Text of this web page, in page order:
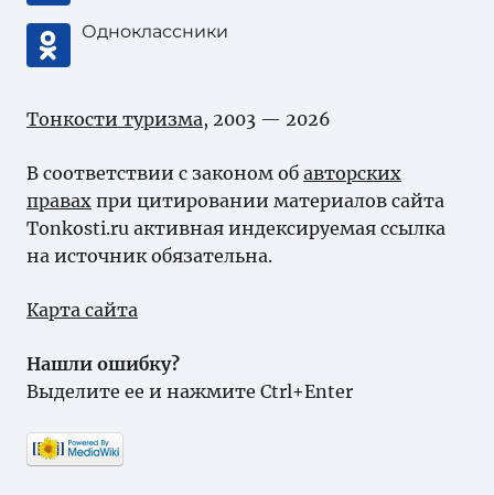
Одноклассники
Тонкости туризма, 2003 — 2026
В соответствии с законом об авторских
правах при цитировании материалов сайта
Tonkosti.ru активная индексируемая ссылка
на источник обязательна.
Карта сайта
Нашли ошибку?
Выделите ее и нажмите Ctrl+Enter